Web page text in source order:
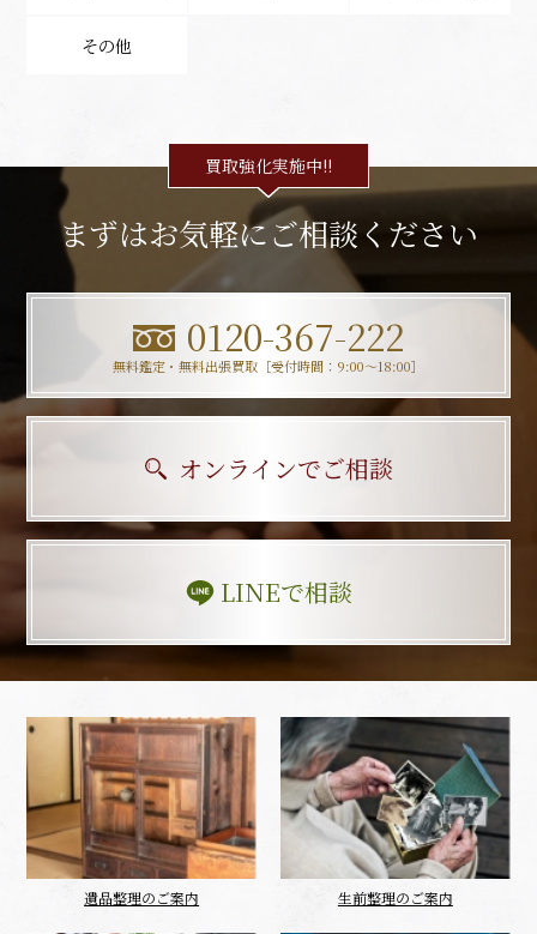
その他
買取強化実施中!!
まずはお気軽にご相談ください
0120-367-222
無料鑑定・無料出張買取［受付時間：9:00〜18:00］
オンラインでご相談
LINEで相談
遺品整理のご案内 生前整理のご案内